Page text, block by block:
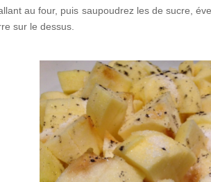
au four, puis saupoudrez les de sucre,
sur le dessus.